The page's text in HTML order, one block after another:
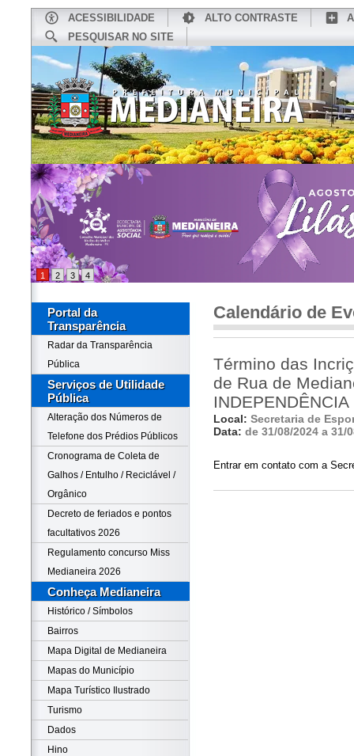
ACESSIBILIDADE ALTO CONTRASTE
PESQUISAR NO SITE
CONHEÇA MEDIANEIRA
1 2 3 4
Portal da
Transparência
Radar da Transparência
Pública
Serviços de Utilidade
Pública
Alteração dos Números de
Telefone dos Prédios Públicos
Cronograma de Coleta de
Galhos / Entulho / Reciclável /
Orgânico
Decreto de feriados e pontos
facultativos 2026
Regulamento concurso Miss
Medianeira 2026
Conheça Medianeira
Histórico / Símbolos
Bairros
Mapa Digital de Medianeira
Mapas do Município
Mapa Turístico Ilustrado
Turismo
Dados
Hino
Calendário de
Término das
de Rua de
INDEPENDÊNCIA
Local: Secretaria de
Data: de 31/08/2024 a 31/
Entrar em contato com a